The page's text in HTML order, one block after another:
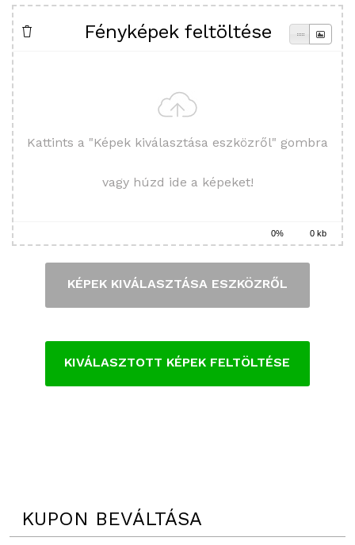
Fényképek feltöltése
Kattints a "Képek kiválasztása eszközről" gombra
vagy húzd ide a képeket!
0% 0 kb
KÉPEK KIVÁLASZTÁSA ESZKÖZRŐL
KIVÁLASZTOTT KÉPEK FELTÖLTÉSE
KUPON BEVÁLTÁSA